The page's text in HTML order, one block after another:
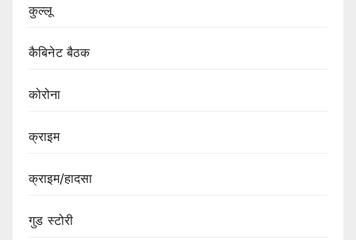
कुल्लू
कैबिनेट बैठक
कोरोना
क्राइम
क्राइम/हादसा
गुड स्टोरी